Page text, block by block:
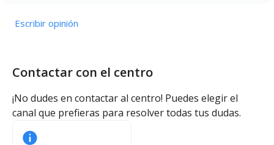
Escribir opinión
Contactar con el centro
¡No dudes en contactar al centro! Puedes elegir el
canal que prefieras para resolver todas tus dudas.